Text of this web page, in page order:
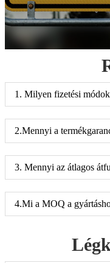
1. Milyen fizetési
2.Mennyi a
3. Mennyi az átlagos
4.Mi a MOQ a